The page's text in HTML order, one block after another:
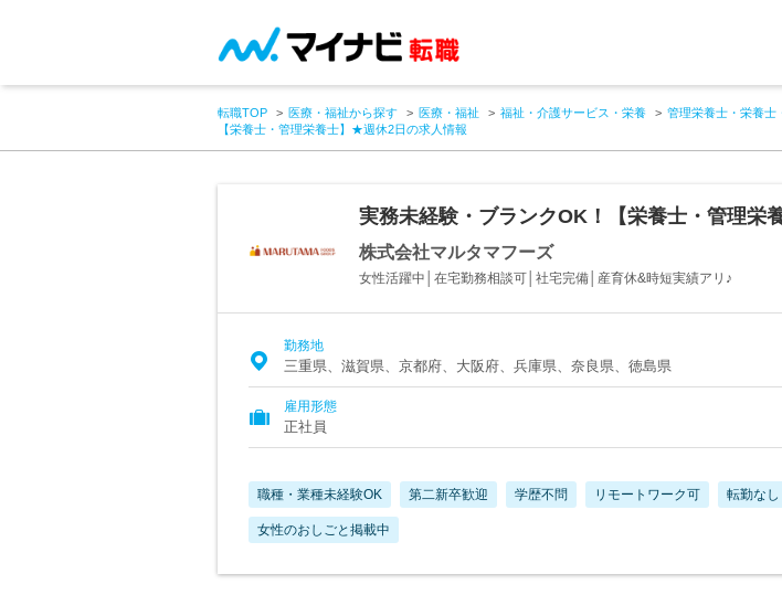
転職TOP 医療・福祉から探す 医療・福祉 福祉・介護サービス・栄養 管理栄養士・栄養士
【栄養士・管理栄養士】★週休2日の求人情報
実務未経験・ブランクOK！【栄養士・管理栄
株式会社マルタマフーズ
女性活躍中│在宅勤務相談可│社宅完備│産育休&時短実績アリ♪
勤務地
三重県、滋賀県、京都府、大阪府、兵庫県、奈良県、徳島県
雇用形態
正社員
職種・業種未経験OK 第二新卒歓迎 学歴不問 リモートワーク可 転勤なし
女性のおしごと掲載中